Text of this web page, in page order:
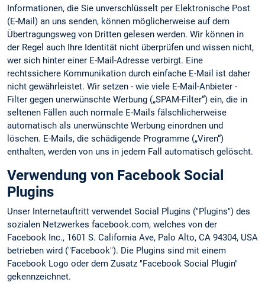
Informationen, die Sie unverschlüsselt per Elektronische Post
(E-Mail) an uns senden, können möglicherweise auf dem
Übertragungsweg von Dritten gelesen werden. Wir können in
der Regel auch Ihre Identität nicht überprüfen und wissen nicht,
wer sich hinter einer E-Mail-Adresse verbirgt. Eine
rechtssichere Kommunikation durch einfache E-Mail ist daher
nicht gewährleistet. Wir setzen - wie viele E-Mail-Anbieter -
Filter gegen unerwünschte Werbung („SPAM-Filter“) ein, die in
seltenen Fällen auch normale E-Mails fälschlicherweise
automatisch als unerwünschte Werbung einordnen und
löschen. E-Mails, die schädigende Programme („Viren“)
enthalten, werden von uns in jedem Fall automatisch gelöscht.
Verwendung von Facebook Social
Plugins
Unser Internetauftritt verwendet Social Plugins ("Plugins") des
sozialen Netzwerkes facebook.com, welches von der
Facebook Inc., 1601 S. California Ave, Palo Alto, CA 94304, USA
betrieben wird ("Facebook"). Die Plugins sind mit einem
Facebook Logo oder dem Zusatz "Facebook Social Plugin"
gekennzeichnet.